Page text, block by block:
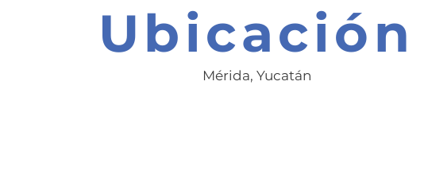
Ubicación
Mérida, Yucatán